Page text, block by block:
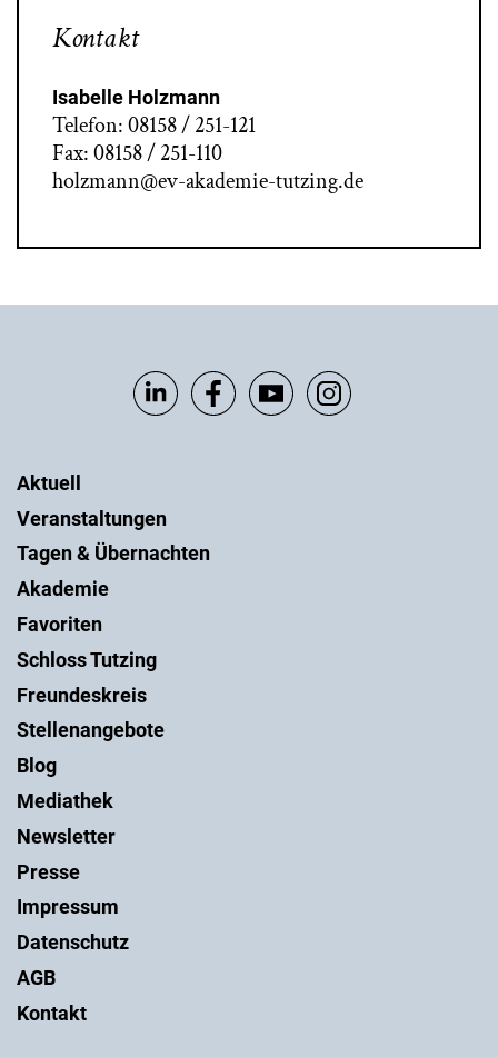
Kontakt
Isabelle Holzmann
Telefon: 08158 / 251-121
Fax: 08158 / 251-110
holzmann@ev-akademie-tutzing.de
Aktuell
Veranstaltungen
Tagen & Übernachten
Akademie
Favoriten
Schloss Tutzing
Freundeskreis
Stellenangebote
Blog
Mediathek
Newsletter
Presse
Impressum
Datenschutz
AGB
Kontakt